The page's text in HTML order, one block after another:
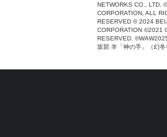
NETWORKS CO., LTD.
CORPORATION, ALL
RESERVED © 2024
CORPORATION ©2021
RESERVED.
坂部 羊「神の手」（幻